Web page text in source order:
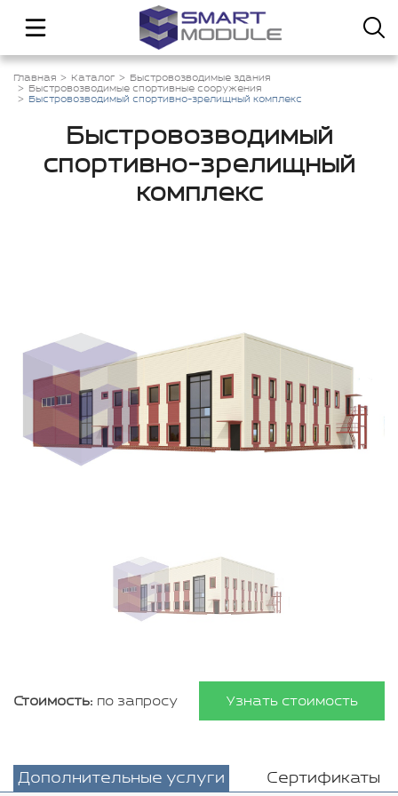
Главная Каталог
Быстровозводимые здания
Быстровозводимые спортивные сооружения
Быстровозводимый спортивно-зрелищный комплекс
Быстровозводимый
спортивно-зрелищный
комплекс
Стоимость: по запросу Узнать стоимость
Дополнительные услуги Сертификаты